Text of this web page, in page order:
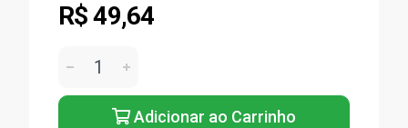
R$ 49,64
Adicionar ao Carrinho